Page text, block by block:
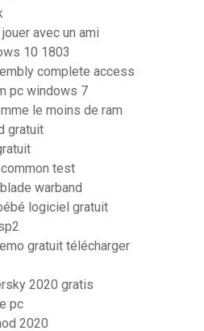
avec un ami
10 1803
complete access
pc windows 7
le moins de ram
gratuit
test
warband
logiciel gratuit
gratuit télécharger
2020 gratis
pc
2020